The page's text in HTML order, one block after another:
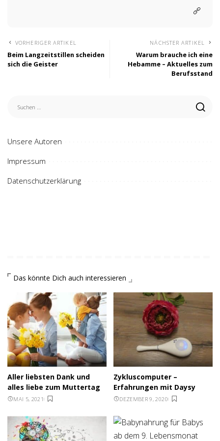
VORHERIGER ARTIKEL
Beim Langzeitstillen scheiden
sich die Geister
NÄCHSTER ARTIKEL
Warum brauche ich eine
Hebamme – Aktuelles zum
Berufsstand
Unsere Autoren
Impressum
Datenschutzerklärung
Das könnte Dich auch interessieren
Aller liebsten Dank und
alles liebe zum Muttertag
MAI 5, 2021
Zykluscomputer –
Erfahrungen mit Daysy
DEZEMBER 9, 2020